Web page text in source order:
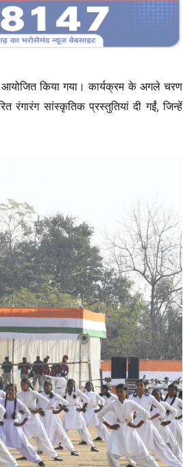
किया गया। कार्यक्रम के अगले चरण
रंगारंग सांस्कृतिक प्रस्तुतियां दी गईं, जिन्हें